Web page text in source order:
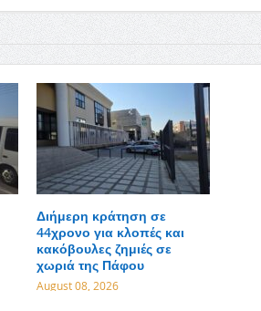
Διήμερη κράτηση σε
44χρονο για κλοπές και
κακόβουλες ζημιές σε
χωριά της Πάφου
August 08, 2026